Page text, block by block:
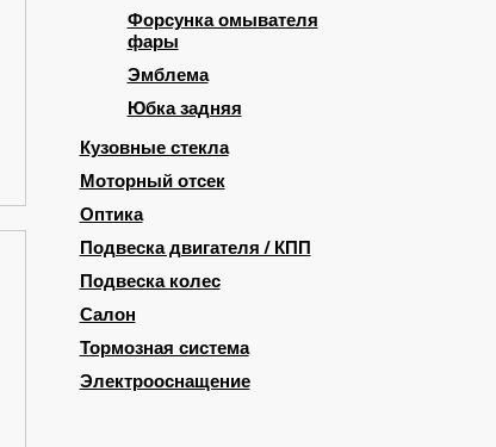
Форсунка омывателя
фары
Эмблема
Юбка задняя
Кузовные стекла
Моторный отсек
Оптика
Подвеска двигателя / КПП
Подвеска колес
Салон
Тормозная система
Электрооснащение